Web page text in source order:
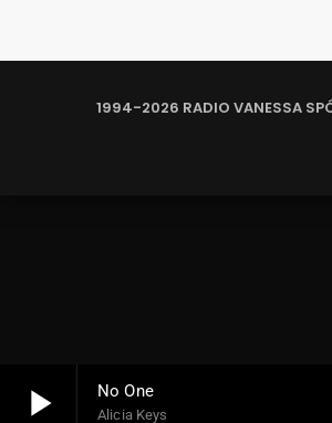
play_arrow No One
Alicia Keys
1994-2026 RADIO VANESSA